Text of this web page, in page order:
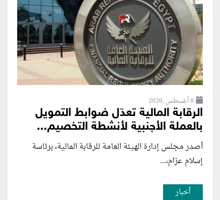
8 أغسطس ,2026
الرقابة المالية تعدّل ضوابط التمويل
بالعملة الأجنبية لأنشطة التخصيم...
أصدر مجلس إدارة الهيئة العامة للرقابة المالية، برئاسة
إسلام عزام،...
أخبار